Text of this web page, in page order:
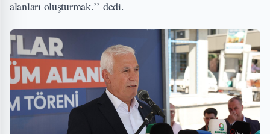
alanları oluşturmak.’’ dedi.